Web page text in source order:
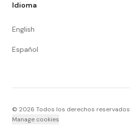
Idioma
English
Español
© 2026 Todos los derechos reservados
Manage cookies